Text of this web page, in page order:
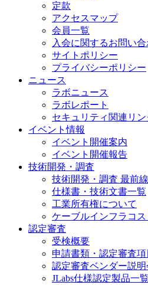
定款
アクセスマップ
会員一覧
入会に関するお問い
サイトポリシー
プライバシーポリシー
ニュース
ラボニュース
ラボレポート
セキュリティ関連リ
イベント情報
イベント開催案内
イベント開催報告
技術開発・調査
技術開発・調査 最前線
仕様書・技術文書一覧
工業所有権について
ケーブルインフラコ
認定審査
受検概要
申請書類・認定審査項
認定審査ベンダー説明
JLabs仕様認定製品一